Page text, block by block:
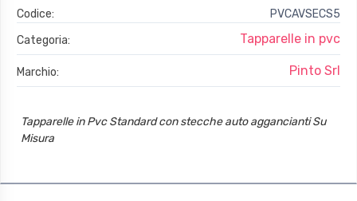
Codice:
PVCAVSECS5
Categoria:
Tapparelle in pvc
Marchio: Pinto Srl
Tapparelle in Pvc Standard con stecche auto aggancianti Su
Misura